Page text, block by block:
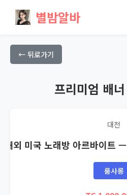
별밤알바
← 뒤로가기
프리미엄 배
대전
외 미국 노래방 아르바이트 —
룸사롱